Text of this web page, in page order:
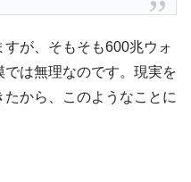
公示
ン安が急進！ 日米の協調
。
車への補助金を全廃 ⇒ 実
。6カ月で対前年同期比
ィールが着韓！⇒ さっそ
が、そもそも600兆ウォ
は無理なのです。現実を
から、このようなことに